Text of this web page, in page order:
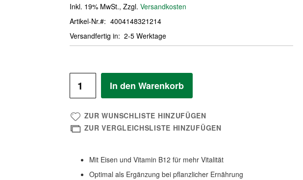
Inkl. 19% MwSt., Zzgl. Versandkosten
Artikel-Nr.
4004148321214
Versandfertig in
2-5 Werktage
In den Warenkorb
ZUR WUNSCHLISTE HINZUFÜGEN
ZUR VERGLEICHSLISTE HINZUFÜGEN
Mit Eisen und Vitamin B12 für mehr Vitalität
Optimal als Ergänzung bei pflanzlicher Ernährung